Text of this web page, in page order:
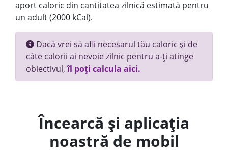
aport caloric din cantitatea zilnică estimată pentru
un adult (2000 kCal).
Dacă vrei să afli necesarul tău caloric și de
câte calorii ai nevoie zilnic pentru a-ți atinge
obiectivul,îl poți calcula aici.
Încearcă și aplicația
noastră de mobil